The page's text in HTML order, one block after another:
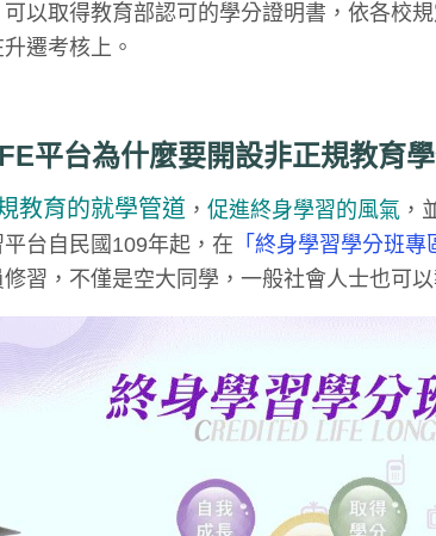
以取得教育部認可的學分證明書，依各校
遷考核上。
平台為什麼要開設非正規教育
教育的就學管道 ，促進終身學習的風氣 ，
台自民國109年起，在 「終身學習學分班專
習，不僅是空大同學，一般社會人士也可以